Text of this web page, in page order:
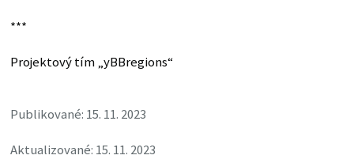
***
Projektový tím „yBBregions“
Publikované: 15. 11. 2023
Aktualizované: 15. 11. 2023